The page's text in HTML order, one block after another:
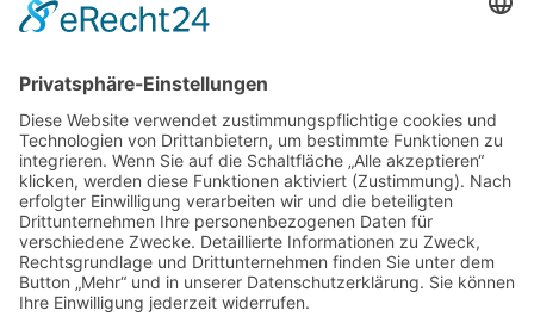
Kontakt
Impressum
Datenschutzerklärung